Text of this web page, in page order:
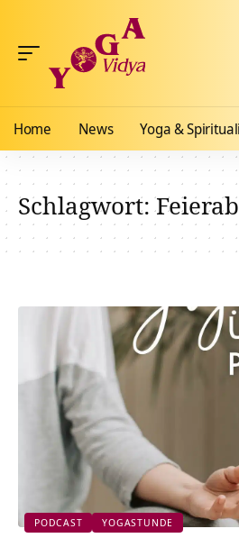
Home News Yoga &
Schlagwort:
PODCAST YOGASTUNDE